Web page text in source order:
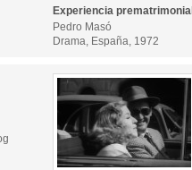
Experiencia prematrimonial
Pedro Masó
Drama, España, 1972